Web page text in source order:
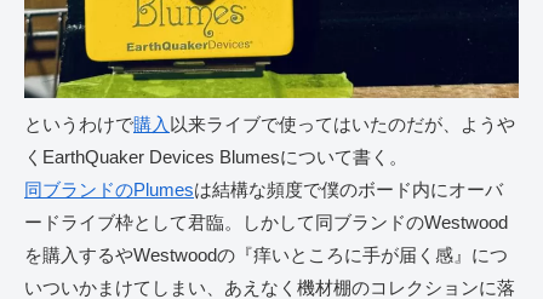
というわけで購入 以来ライブで使ってはいたのだが、ようや
くEarthQuaker Devices Blumesについて書く。
同ブランドのPlumesは結構な頻度で僕のボード内にオーバ
ードライブ枠として君臨。しかして同ブランドのWestwood
を購入するやWestwoodの『痒いところに手が届く感』につ
いついかまけてしまい、あえなく機材棚のコレクションに落